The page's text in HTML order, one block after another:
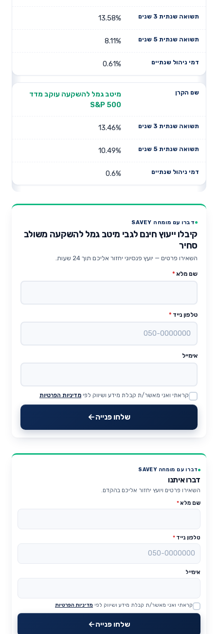
13.58%
8.11%
0.61%
מיטב גמל להשקעה עוקב מדד
S&P 500
13.46%
10.49%
0.6%
דברו עם מומחה SAVEY
קיבלו ייעוץ חינם לגבי מיטב גמל להשקעה משולב
סחיר
השאירו פרטים — יועץ פנסיוני יחזור אליכם תוך 24 שעות.
שם מלא *
טלפון נייד *
אימייל
Website
קראתי ואני מאשר/ת קבלת מידע ושיווק לפי מדיניות הפרטיות
שלחו פנייה
דברו עם מומחה SAVEY
דברו איתנו
השאירו פרטים ויועץ יחזור אליכם בהקדם.
שם מלא*
טלפון נייד *
אימייל
Website
קראתי ואני מאשר/ת קבלת מידע ושיווק לפי מדיניות הפרטיות
שלחו פנייה